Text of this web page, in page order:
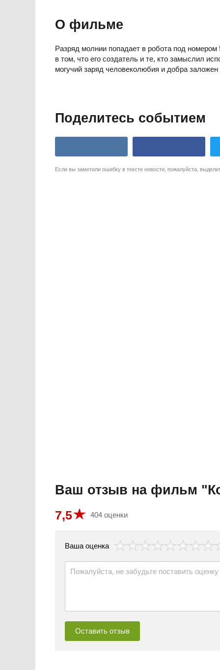
О фильме
Разряд молнии попадает в робота под
в том, что его создатель и те, кто замыслил
могучий заряд человеколюбия и добра
Поделитесь событием
Если вы заметили ошибку в тексте новости, пожалуйста,
Ваш отзыв на фильм
7,5 404 оценки
Ваша оценка